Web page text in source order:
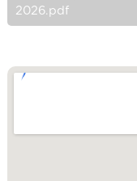
2026.pdf